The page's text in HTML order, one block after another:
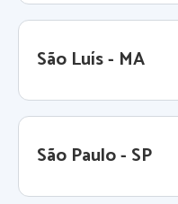
São Luís - MA
São Paulo - SP